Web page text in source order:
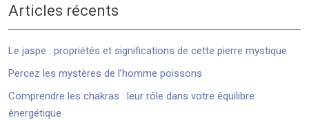
Articles récents
Le jaspe : propriétés et significations de cette pierre mystique
Percez les mystères de l’homme poissons
Comprendre les chakras : leur rôle dans votre équilibre
énergétique